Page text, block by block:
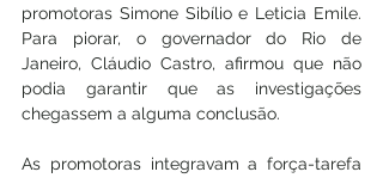
promotoras Simone Sibílio e Leticia Emile.
Para piorar, o governador do Rio de
Janeiro, Cláudio Castro, afirmou que não
podia garantir que as investigações
chegassem a alguma conclusão.
As promotoras integravam a força-tarefa